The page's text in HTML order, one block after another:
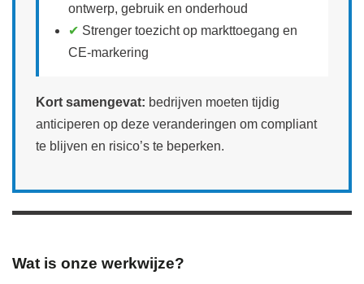
ontwerp, gebruik en onderhoud
✔ Strenger toezicht op markttoegang en
CE‑markering
Kort samengevat: bedrijven moeten tijdig
anticiperen op deze veranderingen om compliant
te blijven en risico’s te beperken.
Wat is onze werkwijze?